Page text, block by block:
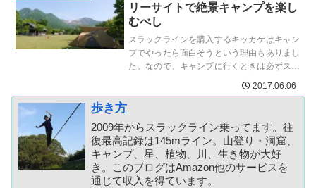
リーサイトで絶景キャンプを楽し
むべし
スラックラインを購入するキッカケはキャン
プでやったら面白そうという理由もありまし
た。なので、キャンプに行くときは必ずスラ
ックラインを持って行きます。キャンプ場に
2017.06.06
歩き方
2009年からスラックライン乗ってます。往
復最高記録は145mライン。山登り・洞窟、
キャンプ、星、植物、川、生き物が大好
き。このブログはAmazon他のサービスを
通じて収入を得ています。